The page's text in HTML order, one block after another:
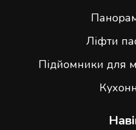
Ліфти
Підйомники для